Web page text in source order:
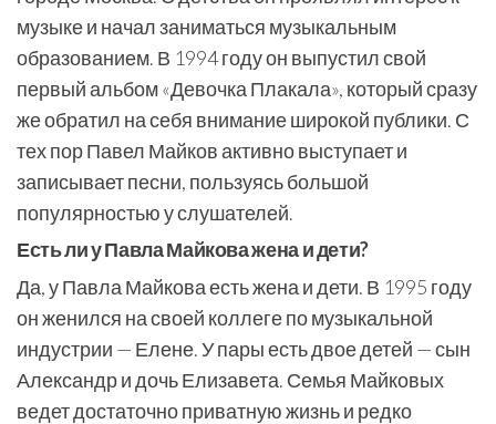
музыке и начал заниматься музыкальным
образованием. В 1994 году он выпустил свой
первый альбом «Девочка Плакала», который сразу
же обратил на себя внимание широкой публики. С
тех пор Павел Майков активно выступает и
записывает песни, пользуясь большой
популярностью у слушателей.
Есть ли у Павла Майкова жена и дети?
Да, у Павла Майкова есть жена и дети. В 1995 году
он женился на своей коллеге по музыкальной
индустрии — Елене. У пары есть двое детей — сын
Александр и дочь Елизавета. Семья Майковых
ведет достаточно приватную жизнь и редко